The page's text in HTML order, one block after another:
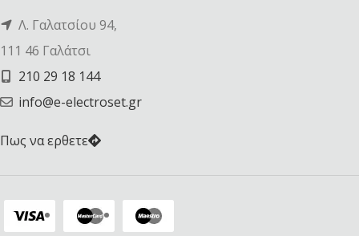
Λ. Γαλατσίου 94,
111 46 Γαλάτσι
210 29 18 144
info@e-electroset.gr
Πως να ερθετε